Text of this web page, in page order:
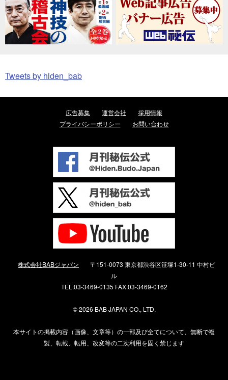
Tweets by hiden_bab
広告募集 運営会社
採用情報
プライバシーポリシー
お問い合わせ
株式会社BABジャパン
〒151-0073 東京都渋谷区笹塚1-30-11 中村ビ
ル
TEL:03-3469-0135 FAX:03-3469-0162
©2026 BAB JAPAN CO., LTD.
本サイトの掲載内容（画像、文章等）の一部及び全てについて、無断で複
製、転載、転用、改変等の二次利用を固く禁じます